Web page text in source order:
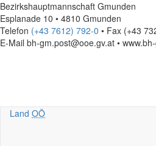
Bezirkshauptmannschaft Gmunden
Esplanade 10 • 4810 Gmunden
Telefon (+43 7612) 792-0 • Fax (+43
E-Mail bh-gm.post@ooe.gv.at •
Land OÖ